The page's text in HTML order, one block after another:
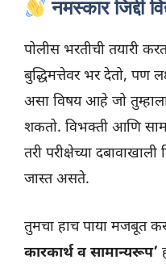
नमस्कार जिद्दी
पोलीस भरतीची तयारी
बुद्धिमत्तेवर भर देतो, पण
असा विषय आहे जो
शकतो. विभक्ती आणि
तरी परीक्षेच्या
जास्त असते.
तुमचा हाच पाया मजबूत
कारकार्थ व सामान्यरूप’